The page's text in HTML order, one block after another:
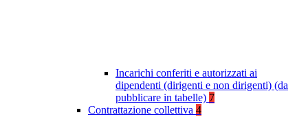
Incarichi conferiti e autorizzati ai
dipendenti (dirigenti e non dirigenti) (da
pubblicare in tabelle) 7
Contrattazione collettiva 4